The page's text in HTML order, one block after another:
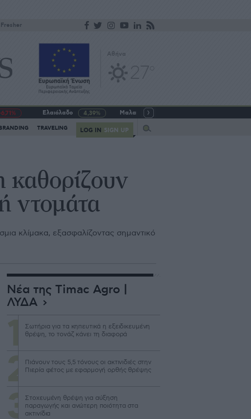
Fresher
Ελαιόλαδο 4,39% Μαλακό σιτάρι
TRAVELING LOG IN SIGN UP
ντομάτα
κλίμακα, εξασφαλίζοντας σημαντικό
Νέα της Timac Agro |
ΛΥΔΑ
Σωτήρια για τα κηπευτικά η εξειδικευμένη
θρέψη, το τονάζ κάνει τη διαφορά
Πιάνουν τους 5,5 τόνους οι ακτινιδιές στην
Πιερία φέτος με εφαρμογή ορθής θρέψης
Στοχευμένη θρέψη για αύξηση
παραγωγής και ανώτερη ποιότητα στα
ακτινίδια